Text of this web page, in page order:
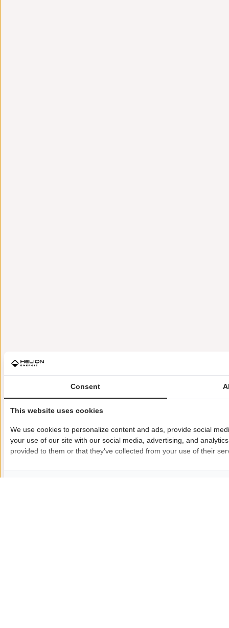
Consent
This website uses cookies
We use cookies to personalize content and ads, provide social
your use of our site with our social media, advertising, and
provided to them or that they've collected from your use of their